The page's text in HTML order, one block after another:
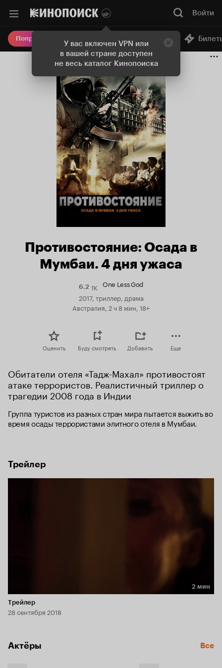
У вас включен VPN или
в вашей стране доступен
не весь каталог Кинопоиска
Войти
Попробовать Плюс Онлайн-кинотеатр
Противостояние: Осада в
Мумбаи. 4 дня ужаса
6.2Рейтинг
Кинопоиска
6.2
1K One Less God
2017, триллер, драма
Австралия, 2 ч 8 мин, 18+
Оценить Буду смотреть Добавить Еще
Обитатели отеля «Тадж-Махал» противостоят
атаке террористов. Реалистичный триллер о
трагедии 2008 года в Индии
Группа туристов из разных стран мира пытается выжить во
время осады террористами элитного отеля в Мумбаи.
Трейлер
Длительность 2 мин
2 мин
Трейлер
28 сентября 2018
Актёры Все